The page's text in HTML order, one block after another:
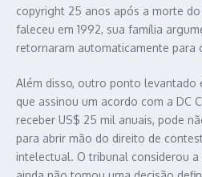
copyright 25 anos após a morte
faleceu em 1992, sua família
retornaram automaticamente para
Além disso, outro ponto levantado
que assinou um acordo com a DC
receber US$ 25 mil anuais, pode
para abrir mão do direito de
intelectual. O tribunal considerou a